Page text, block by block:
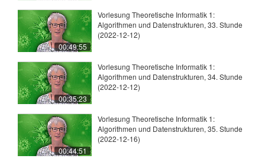
00:49:55
Vorlesung Theoretische Informatik 1:
Algorithmen und Datenstrukturen, 33. Stunde
(2022-12-12)
00:35:23
Vorlesung Theoretische Informatik 1:
Algorithmen und Datenstrukturen, 34. Stunde
(2022-12-12)
00:44:51
Vorlesung Theoretische Informatik 1:
Algorithmen und Datenstrukturen, 35. Stunde
(2022-12-16)